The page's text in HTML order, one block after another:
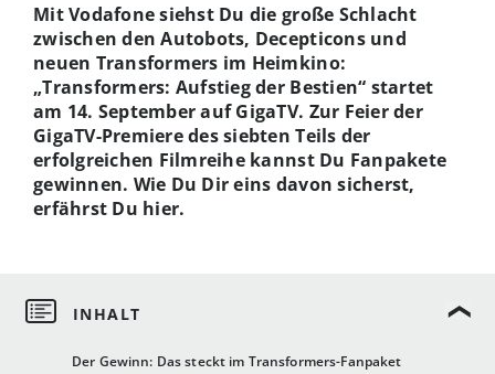
Der Gewinn: Das steckt im Transformers-Fanpaket
Mit Vodafone siehst Du die große Schlacht
zwischen den Autobots, Decepticons und
neuen Transformers im Heimkino:
„Transformers: Aufstieg der Bestien“ startet
am 14. September auf GigaTV. Zur Feier der
GigaTV-Premiere des siebten Teils der
erfolgreichen Filmreihe kannst Du Fanpakete
gewinnen. Wie Du Dir eins davon sicherst,
erfährst Du hier.